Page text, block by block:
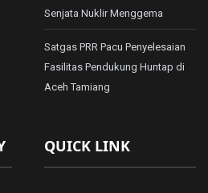
Senjata Nuklir Menggema
Satgas PRR Pacu Penyelesaian
Fasilitas Pendukung Huntap di
Aceh Tamiang
QUICK LINK